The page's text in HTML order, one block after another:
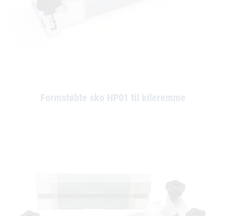
Formstøbte sko HP01 til kileremme